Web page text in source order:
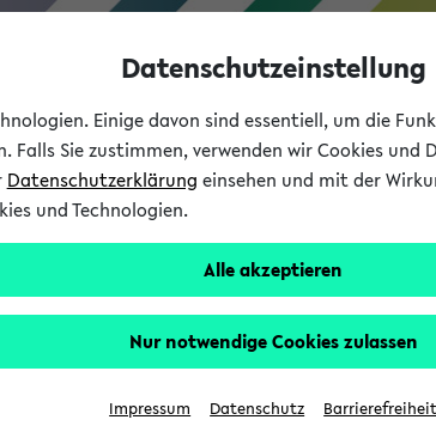
Studium
2026: Bewerbungsphase
Datenschutzeinstellung
Einige davon sind essentiell, um die
Falls Sie zustimmen, verwenden wir Cookies
Datenschutzerklärung einsehen und mit der
und Technologien.
Alle akzeptieren
Nur notwendige Cookies zulassen
Impressum Datenschutz Barrierefreiheit